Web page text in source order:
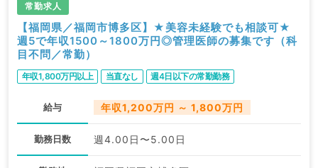
常勤求人
【福岡県／福岡市博多区】★美容未経験でも相談可★
週5で年収1500～1800万円◎管理医師の募集です（科
目不問／常勤）
年収1,800万円以上 当直なし 週4日以下の常勤勤務
給与 年収1,200万円 ～ 1,800万円
勤務日数 週4.00日〜5.00日